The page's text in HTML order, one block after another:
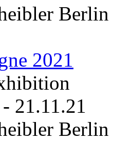
Berlin
2021
- 21.11.21
Berlin